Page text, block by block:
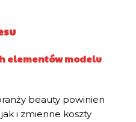
elementów modelu
beauty powinien
i zmienne koszty